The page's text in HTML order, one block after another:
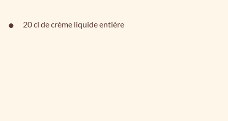
20 cl de crème liquide entière